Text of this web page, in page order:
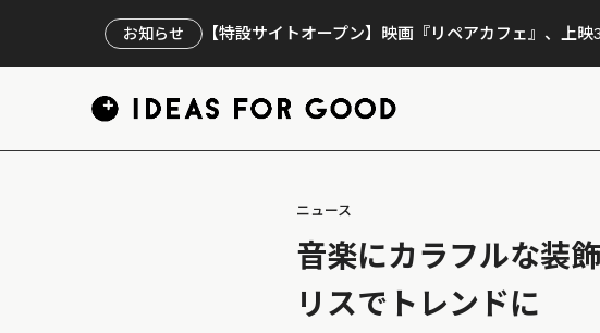
お知らせ 【特設サイトオープン】映画『リペアカフェ』、上
ニュース
音楽にカラフルな装
リスでトレンドに